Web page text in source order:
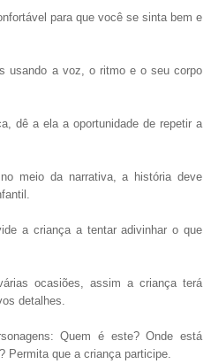
para que você se sinta bem e
usando a voz, o ritmo e o seu corpo
dê a ela a oportunidade de repetir a
meio da narrativa, a história deve
a criança a tentar adivinhar o que
ocasiões, assim a criança terá
detalhes.
Quem é este? Onde está
Permita que a criança participe.